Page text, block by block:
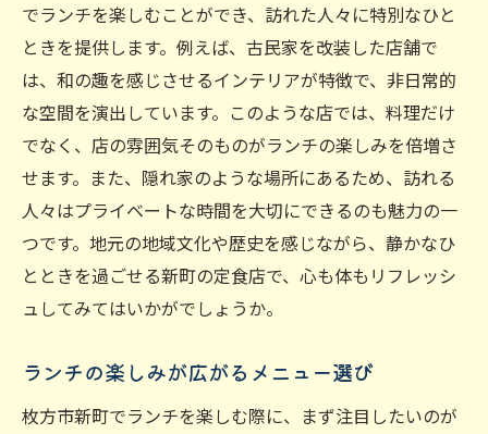
静寂がもたらす心地よいランチタイム
落ち着いた雰囲気で楽しむ、贅沢なひとと
き
静けさを感じることができる隠れ家店
新町の自然と調和する店舗デザイン
特別な時間を演出するランチメニュー
枚方市新町の定食ランチ：心温まる味わいを求
めて
季節の食材を活かした温かな料理
手作りにこだわった温もりある一品
心も体もあたたまる定食の魅力
でランチを楽しむことができ、訪れた人々に特別なひと
ときを提供します。例えば、古民家を改装した店舗で
は、和の趣を感じさせるインテリアが特徴で、非日常的
な空間を演出しています。このような店では、料理だけ
でなく、店の雰囲気そのものがランチの楽しみを倍増さ
せます。また、隠れ家のような場所にあるため、訪れる
人々はプライベートな時間を大切にできるのも魅力の一
つです。地元の地域文化や歴史を感じながら、静かなひ
とときを過ごせる新町の定食店で、心も体もリフレッシ
ュしてみてはいかがでしょうか。
ランチの楽しみが広がるメニュー選び
枚方市新町でランチを楽しむ際に、まず注目したいのが